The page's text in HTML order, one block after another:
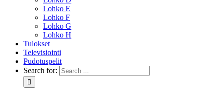
Lohko E
Lohko F
Lohko G
Lohko H
Tulokset
Televisiointi
Pudotuspelit
Search for: